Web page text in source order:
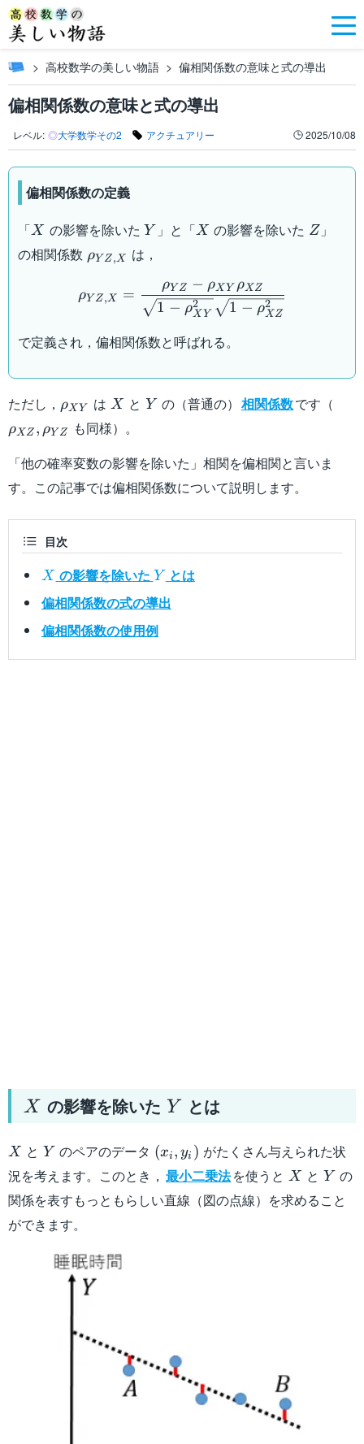
高校数学の美しい物語 偏相関係数の意味と式の導出
偏相関係数の意味と式の導出
レベル: ◎大学数学その2 アクチュアリー 2025/10/08
偏相関係数の定義
「X
X の影響を除いたY
Y 」と「X
X の影響を除いた Z
Z 」
の相関係数 \rho_{YZ,X}
ρY Z,X は，
ρY Z ,X =
1 − ρX Y
2 1 − ρXZ
2
ρY Z − ρX Y ρXZ
で定義され，偏相関係数と呼ばれる。
ただし， \rho_{XY}
ρX Y は X
X と Y
Y の（普通の） 相関係数です（
ρXZ , ρY Z
も同様）。
「他の確率変数の影響を除いた」相関を偏相関と言いま
す。この記事では偏相関係数について説明します。
目次
X
X の影響を除いた Y
Y とは
偏相関係数の式の導出
偏相関係数の使用例
X
X の影響を除いた Y
Y とは
X
X とY
Y のペアのデータ (x_i,y_i)
(xi , yi ) がたくさん与えられた状
況を考えます。このとき， 最小二乗法を使うと X
X と Y
Y の
関係を表すもっともらしい直線（図の点線）を求めること
ができます。